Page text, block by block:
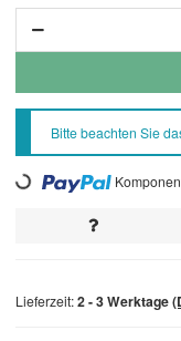
xBitte beachten Sie
Loading...
Lieferzeit:2 - 3 Werktage